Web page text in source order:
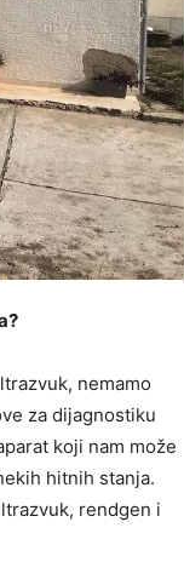
nemamo
za dijagnostiku
koji nam može
hitnih stanja.
rendgen i